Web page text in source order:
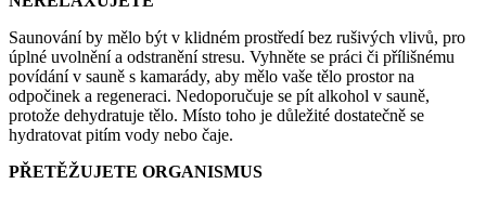
Saunování by mělo být v klidném prostředí bez rušivých vlivů, pro
úplné uvolnění a odstranění stresu. Vyhněte se práci či přílišnému
povídání v sauně s kamarády, aby mělo vaše tělo prostor na
odpočinek a regeneraci. Nedoporučuje se pít alkohol v sauně,
protože dehydratuje tělo. Místo toho je důležité dostatečně se
hydratovat pitím vody nebo čaje.
PŘETĚŽUJETE ORGANISMUS